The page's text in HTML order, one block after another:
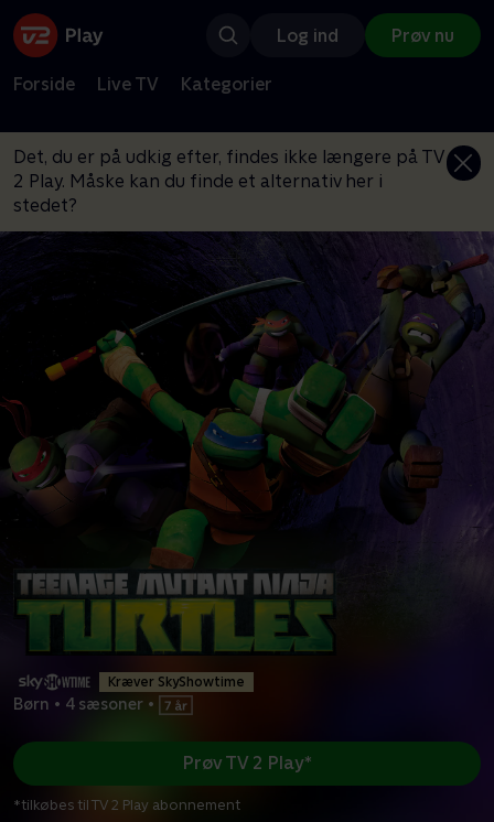
Log ind Prøv nu
Forside Live TV Kategorier
Det, du er på udkig efter, findes ikke længere på TV
2 Play. Måske kan du finde et alternativ her i
stedet?
Kræver SkyShowtime
Børn • 4 sæsoner •
Prøv TV 2 Play*
*tilkøbes til TV 2 Play abonnement